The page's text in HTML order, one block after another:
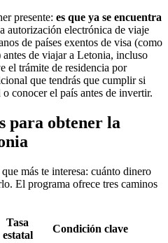
presente: es que ya se encuentra
autorización electrónica de viaje
de países exentos de visa (como
de viajar a Letonia, incluso
el trámite de residencia por
que tendrás que cumplir si
conocer el país antes de invertir.
para obtener la
más te interesa: cuánto dinero
El programa ofrece tres caminos
Tasa
estatal
Condición clave